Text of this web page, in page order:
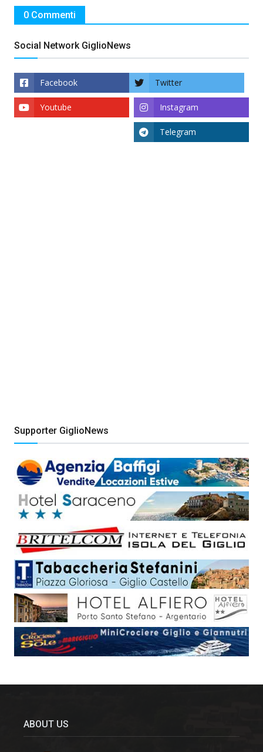
0 Commenti
Social Network GiglioNews
Facebook Twitter
Instagram
Youtube
Telegram
Supporter GiglioNews
ABOUT US